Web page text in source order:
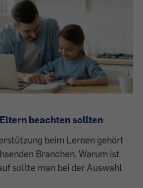
beachten sollten
beim Lernen gehört
Branchen. Warum ist
sollte man bei der Auswahl